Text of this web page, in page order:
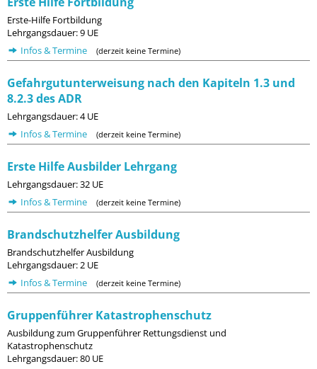
Erste-Hilfe Fortbildung
Lehrgangsdauer: 9 UE
Infos & Termine
(derzeit keine Termine)
Gefahrgutunterweisung nach den Kapiteln 1.3 und
8.2.3 des ADR
Lehrgangsdauer: 4 UE
Infos & Termine
(derzeit keine Termine)
Erste Hilfe Ausbilder Lehrgang
Lehrgangsdauer: 32 UE
Infos & Termine
(derzeit keine Termine)
Brandschutzhelfer Ausbildung
Brandschutzhelfer Ausbildung
Lehrgangsdauer: 2 UE
Infos & Termine
(derzeit keine Termine)
Gruppenführer Katastrophenschutz
Ausbildung zum Gruppenführer Rettungsdienst und
Katastrophenschutz
Lehrgangsdauer: 80 UE